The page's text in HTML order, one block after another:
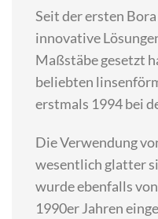
Seit der ersten
innovative
Maßstäbe gesetzt
beliebten
erstmals 1994 bei
Die Verwendung
wesentlich glatter
wurde ebenfalls
1990er Jahren